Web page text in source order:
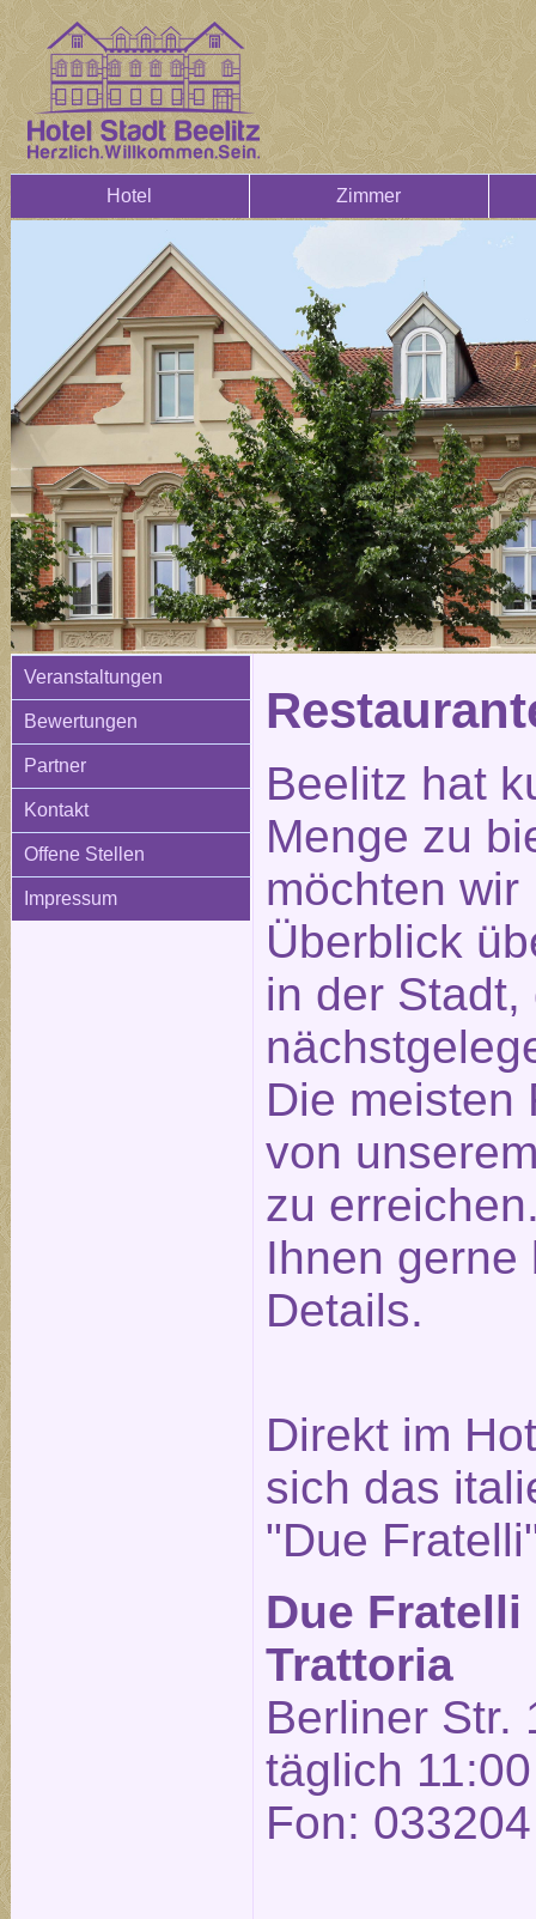
Hotel Zimmer
Veranstaltungen
Bewertungen
Partner
Kontakt
Offene Stellen
Impressum
Beelitz hat
Menge zu
möchten
Überblick
in der
Die meisten
von
zu
Ihnen gerne
Details.
Direkt im
sich das
"Due
Due
Trattoria
Berliner Str.
täglich
Fon: